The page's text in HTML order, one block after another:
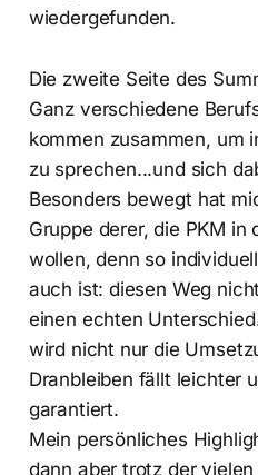
wiedergefunden.
Die zweite Seite des
Ganz verschiedene
kommen zusammen, um
zu sprechen...und sich
Besonders bewegt hat
Gruppe derer, die PKM
wollen, denn so
auch ist: diesen Weg
einen echten
wird nicht nur die
Dranbleiben fällt leichter
garantiert.
Mein persönliches
dann aber trotz der